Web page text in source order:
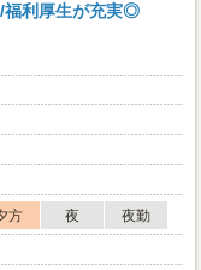
福利厚生が充実◎
方 夜
夜勤